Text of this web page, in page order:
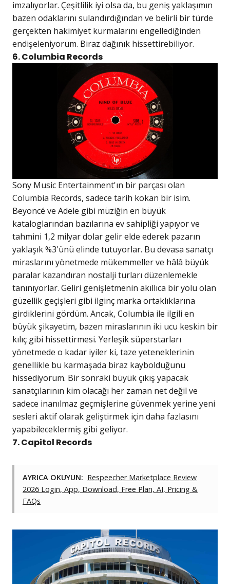
imzalıyorlar. Çeşitlilik iyi olsa da, bu geniş yaklaşımın
bazen odaklarını sulandırdığından ve belirli bir türde
gerçekten hakimiyet kurmalarını engellediğinden
endişeleniyorum. Biraz dağınık hissettirebiliyor.
6. Columbia Records
Sony Music Entertainment'ın bir parçası olan
Columbia Records, sadece tarih kokan bir isim.
Beyoncé ve Adele gibi müziğin en büyük
kataloglarından bazılarına ev sahipliği yapıyor ve
tahmini 1,2 milyar dolar gelir elde ederek pazarın
yaklaşık %3'ünü elinde tutuyorlar. Bu devasa sanatçı
miraslarını yönetmede mükemmeller ve hâlâ büyük
paralar kazandıran nostalji turları düzenlemekle
tanınıyorlar. Geliri genişletmenin akıllıca bir yolu olan
güzellik geçişleri gibi ilginç marka ortaklıklarına
girdiklerini gördüm. Ancak, Columbia ile ilgili en
büyük şikayetim, bazen miraslarının iki ucu keskin bir
kılıç gibi hissettirmesi. Yerleşik süperstarları
yönetmede o kadar iyiler ki, taze yeteneklerinin
genellikle bu karmaşada biraz kaybolduğunu
hissediyorum. Bir sonraki büyük çıkış yapacak
sanatçılarının kim olacağı her zaman net değil ve
sadece inanılmaz geçmişlerine güvenmek yerine yeni
sesleri aktif olarak geliştirmek için daha fazlasını
yapabileceklermiş gibi geliyor.
7. Capitol Records
AYRICA OKUYUN: Respeecher Marketplace Review
2026 Login, App, Download, Free Plan, AI, Pricing &
FAQs